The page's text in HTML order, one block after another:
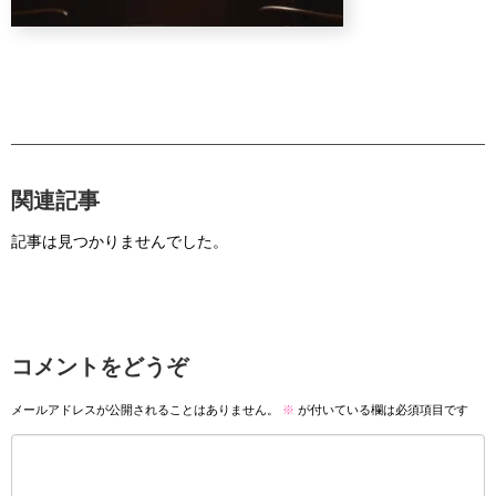
関連記事
記事は見つかりませんでした。
コメントをどうぞ
メールアドレスが公開されることはありません。 ※ が付いている欄は必須項目です